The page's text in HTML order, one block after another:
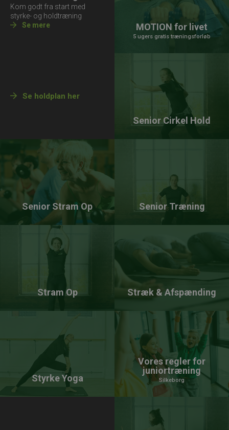
Kom godt fra start med
styrke- og holdtræning
Se mere
MOTION for livet
5 ugers gratis træningsforløb
Se holdplan her
Senior Cirkel Hold
Senior Stram Op Senior Træning
Stram Op Stræk & Afspænding
Styrke Yoga
Vores regler for
juniortræning
Silkeborg